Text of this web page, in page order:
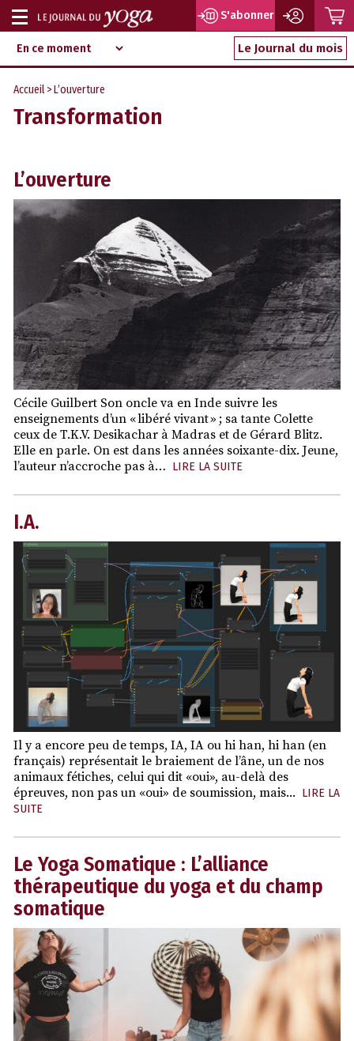
Aller
au
contenu
d‘information
indépendant
Afficher
ou
masquer
la
navigation
S'abonner
Le Journal du mois
Accueil > L’ouverture
Transformation
L’ouverture
Cécile Guilbert Son oncle va en Inde suivre les
enseignements d’un « libéré vivant » ; sa tante Colette
ceux de T.K.V. Desikachar à Madras et de Gérard Blitz.
Elle en parle. On est dans les années soixante-dix. Jeune,
l’auteur n’accroche pas à… LIRE LA SUITE
I.A.
Il y a encore peu de temps, IA, IA ou hi han, hi han (en
français) représentait le braiement de l’âne, un de nos
animaux fétiches, celui qui dit «oui», au-delà des
épreuves, non pas un «oui» de soumission, mais... LIRE LA
SUITE
Le Yoga Somatique : L’alliance
thérapeutique du yoga et du champ
somatique